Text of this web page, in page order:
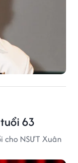
63
NSƯT Xuân